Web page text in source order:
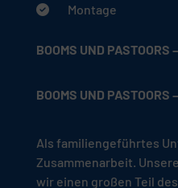
Montage
BOOMS UND PASTOORS
BOOMS UND PASTOORS
Als familiengeführtes
Zusammenarbeit.
wir einen großen Teil